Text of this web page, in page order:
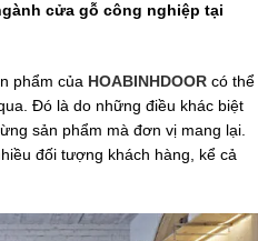
cửa gỗ công nghiệp tại
phẩm của HOABINHDOOR có thể
Đó là do những điều khác biệt
sản phẩm mà đơn vị mang lại.
đối tượng khách hàng, kể cả